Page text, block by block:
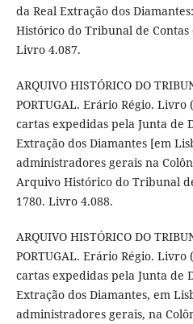
da Real Extração dos
Histórico do Tribunal de Contas
Livro 4.087.
ARQUIVO HISTÓRICO DO
PORTUGAL. Erário Régio.
cartas expedidas pela Junta de
Extração dos Diamantes [em
administradores gerais na
Arquivo Histórico do Tribunal
1780. Livro 4.088.
ARQUIVO HISTÓRICO DO
PORTUGAL. Erário Régio.
cartas expedidas pela Junta de
Extração dos Diamantes, em
administradores gerais, na